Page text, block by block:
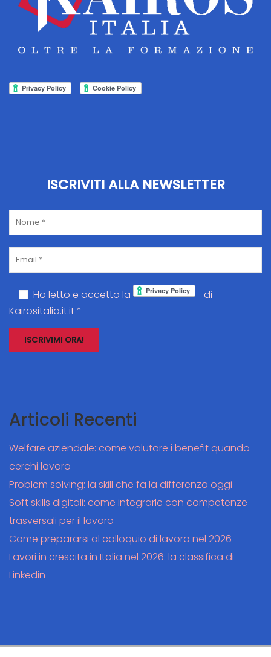
ISCRIVITI ALLA NEWSLETTER
Ho letto e accetto la
di
Kairositalia.it.it *
Articoli Recenti
Welfare aziendale: come valutare i benefit quando
cerchi lavoro
Problem solving: la skill che fa la differenza oggi
Soft skills digitali: come integrarle con competenze
trasversali per il lavoro
Come prepararsi al colloquio di lavoro nel 2026
Lavori in crescita in Italia nel 2026: la classifica di
Linkedin